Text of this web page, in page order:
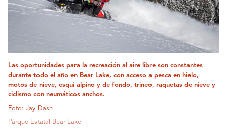
Las oportunidades para la recreación al aire libre son constantes
durante todo el año en Bear Lake, con acceso a pesca en hielo,
motos de nieve, esquí alpino y de fondo, trineo, raquetas de nieve y
ciclismo con neumáticos anchos.
Foto: Jay Dash
Parque Estatal Bear Lake